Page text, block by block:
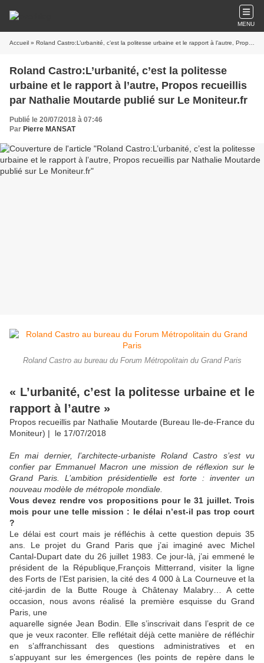
MENU
Accueil » Roland Castro:L’urbanité, c’est la politesse urbaine et le rapport à l’autre, Propos recueillis par Nathalie Moutarde publié sur Le Moniteur.fr
Roland Castro:L’urbanité, c’est la politesse
urbaine et le rapport à l’autre, Propos recueillis
par Nathalie Moutarde publié sur Le Moniteur.fr
Publié le 20/07/2018 à 07:46
Par Pierre MANSAT
Roland Castro au bureau du Forum Métropolitain du Grand Paris
« L’urbanité, c’est la politesse urbaine et le
rapport à l’autre »
Propos recueillis par Nathalie Moutarde (Bureau Ile-de-France du
Moniteur) | le 17/07/2018
En mai dernier, l’architecte-urbaniste Roland Castro s’est vu
confier par Emmanuel Macron une mission de réflexion sur le
Grand Paris. L’ambition présidentielle est forte : inventer un
nouveau modèle de métropole mondiale.
Vous devez rendre vos propositions pour le 31 juillet. Trois
mois pour une telle mission : le délai n’est-il pas trop court
?
Le délai est court mais je réfléchis à cette question depuis 35
ans. Le projet du Grand Paris que j’ai imaginé avec Michel
Cantal-Dupart date du 26 juillet 1983. Ce jour-là, j’ai emmené le
président de la République,François Mitterrand, visiter la ligne
des Forts de l’Est parisien, la cité des 4 000 à La Courneuve et la
cité-jardin de la Butte Rouge à Châtenay Malabry… A cette
occasion, nous avons réalisé la première esquisse du Grand
Paris, une
aquarelle signée Jean Bodin. Elle s’inscrivait dans l’esprit de ce
que je veux raconter. Elle reflétait déjà cette manière de réfléchir
en s’affranchissant des questions administratives et en
s’appuyant sur les émergences (les points de repère dans le